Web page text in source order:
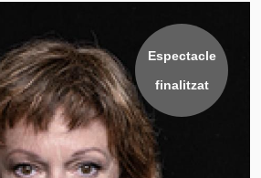
Espectacle
finalitzat